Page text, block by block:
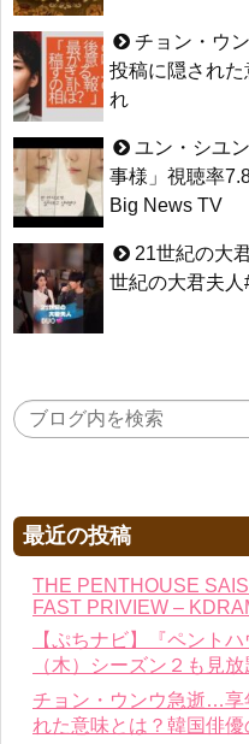
チョン・ウ
投稿に隠された
れ
ユン・シユ
事様」視聴率
Big News TV
21世紀の大
世紀の大君夫
最近の投稿
THE PENTHOUSE
FAST PRIVIEW –
【ぷちナビ】『ペント
（木）シーズン２も見放
チョン・ウンウ急逝…享
れた意味とは？韓国俳